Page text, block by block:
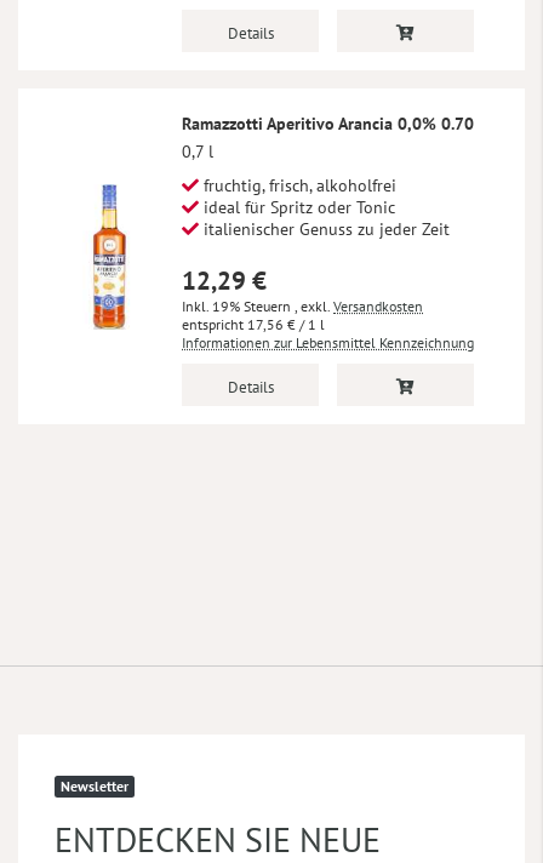
Details
Ramazzotti Aperitivo Arancia 0,0% 0.70
0,7 l
fruchtig, frisch, alkoholfrei
ideal für Spritz oder Tonic
italienischer Genuss zu jeder Zeit
12,29 €
Inkl. 19% Steuern , exkl. Versandkosten
17,56 € / 1 l
Informationen zur Lebensmittel Kennzeichnung
Details
Newsletter
ENTDECKEN SIE NEUE